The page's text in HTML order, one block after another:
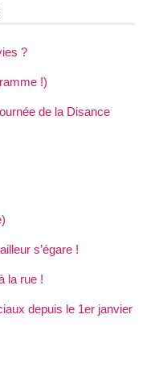
?
!)
de la Disance
s’égare !
la rue !
depuis le 1er janvier